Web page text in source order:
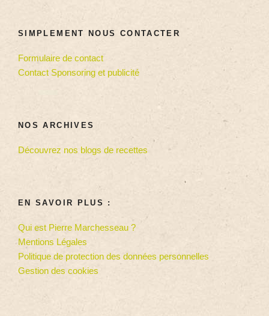
SIMPLEMENT NOUS CONTACTER
Formulaire de contact
Contact Sponsoring et publicité
NOS ARCHIVES
Découvrez nos blogs de recettes
EN SAVOIR PLUS :
Qui est Pierre Marchesseau ?
Mentions Légales
Politique de protection des données personnelles
Gestion des cookies